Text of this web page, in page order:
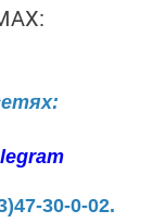
30-0-02.